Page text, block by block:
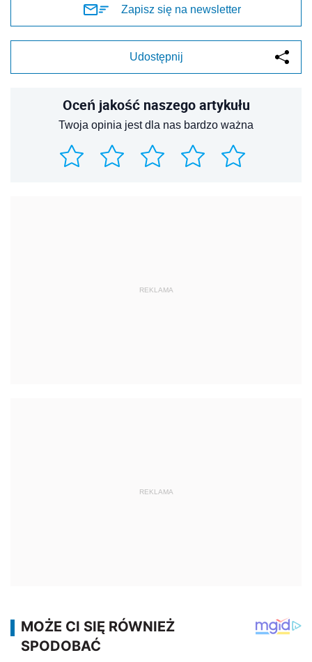
Zapisz się na newsletter
Udostępnij
Oceń jakość naszego artykułu
Twoja opinia jest dla nas bardzo ważna
REKLAMA
REKLAMA